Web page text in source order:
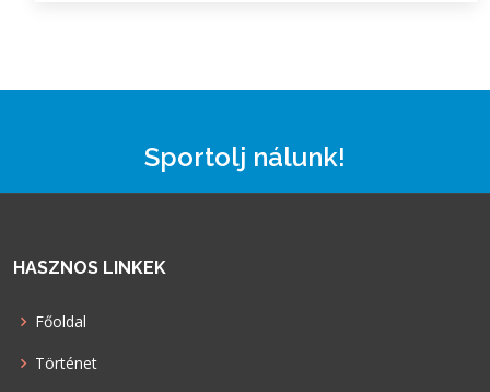
Sportolj nálunk!
HASZNOS LINKEK
Főoldal
Történet